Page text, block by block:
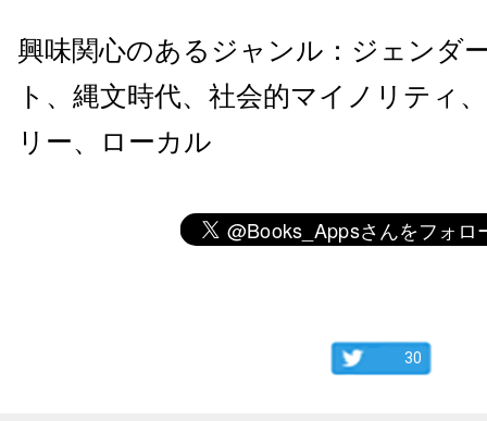
興味関心のあるジャンル：ジェンダ
ト、縄文時代、社会的マイノリティ
リー、ローカル
30